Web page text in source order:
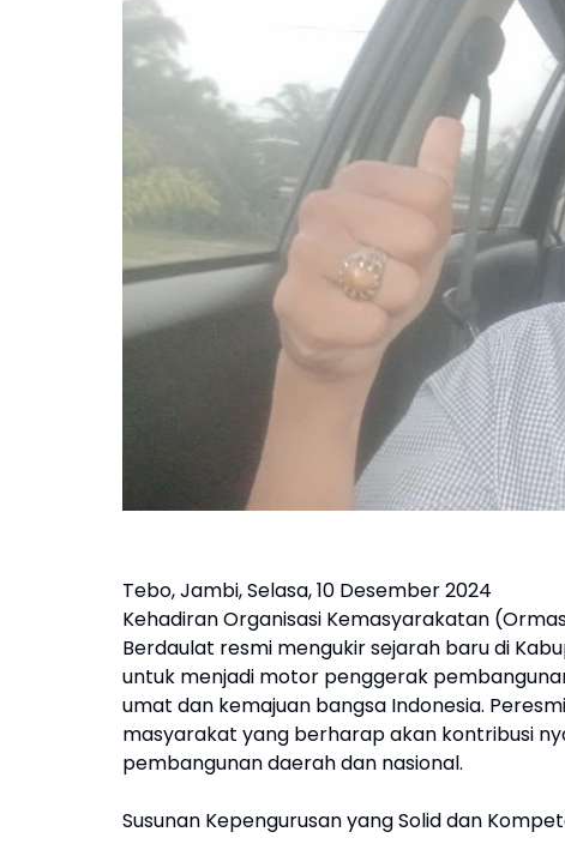
Tebo, Jambi, Selasa, 10 Desember 2024
Kehadiran Organisasi Kemasyarakatan
Berdaulat resmi mengukir sejarah baru di
untuk menjadi motor penggerak
umat dan kemajuan bangsa Indonesia.
masyarakat yang berharap akan kontribusi
pembangunan daerah dan nasional.
Susunan Kepengurusan yang Solid dan